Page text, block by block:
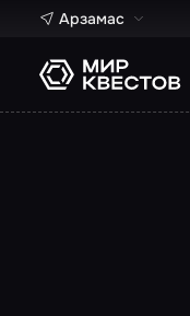
Арзамас